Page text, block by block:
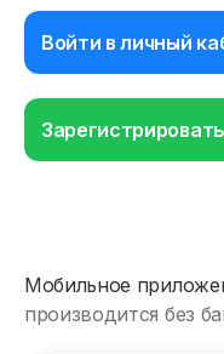
Войти в личный
Мобильное
производится без